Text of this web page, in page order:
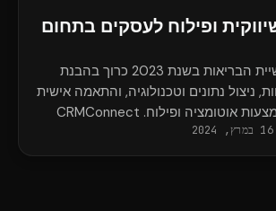
ופילוח לעסקים בתחום
שיווק יעיל בתעשיית הבריאות בשנת 2023 כרוך בהבנת
ניצול נתונים וטכנולוגיה, והתאמה אישית
של תקשורת באמצעות אוטומציה ופילוח. CRMConnect
16 במרץ, 2024